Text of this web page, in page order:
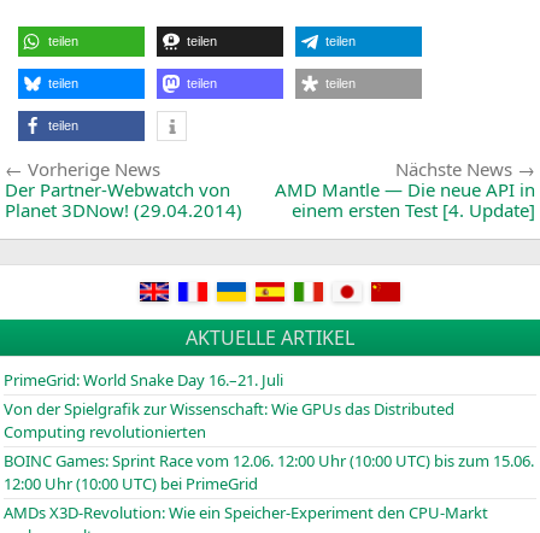
teilen teilen teilen
teilen teilen teilen
teilen
Beitragsnavigation
Vorherige NewsVorherige
News:
Der Partner-Webwatch von
Planet 3DNow! (29.04.2014)
Nächste News
AMD Mantle — Die neue API in
einem ersten Test [4. Update]
AKTUELLE ARTIKEL
PrimeGrid: World Snake Day 16.–21. Juli
Von der Spielgrafik zur Wissenschaft: Wie GPUs das Distributed
Computing revolutionierten
BOINCGames: Sprint Race vom 12.06. 12:00 Uhr (10:00 UTC) bis zum 15.06.
12:00 Uhr (10:00 UTC) bei PrimeGrid
AMDs X3D-Revolution: Wie ein Speicher-Experiment den CPU-Markt